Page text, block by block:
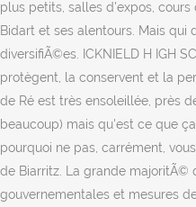
plus petits, salles d'expos, cours
Bidart et ses alentours. Mais
diversifiÃ©es. ICKNIELD H IGH
protègent, la conservent et la
de Ré est très ensoleillée, près
beaucoup) mais qu'est ce que
pourquoi ne pas, carrément,
de Biarritz. La grande majoritÃ©
gouvernementales et mesures